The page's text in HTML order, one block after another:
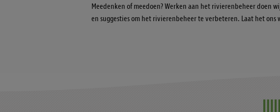
Meedenken of meedoen? Werken aan het rivierenbeheer doen
en suggesties om het rivierenbeheer te verbeteren. Laat het ons